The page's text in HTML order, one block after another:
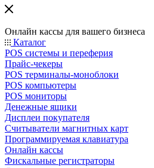
Онлайн кассы для вашего бизнеса
Каталог
POS системы и переферия
Прайс-чекеры
POS терминалы-моноблоки
POS компьютеры
POS мониторы
Денежные ящики
Дисплеи покупателя
Считыватели магнитных карт
Программируемая клавиатура
Онлайн кассы
Фискальные регистраторы